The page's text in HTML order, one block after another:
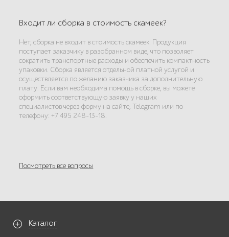
Входит ли сборка в стоимость скамеек?
Нет, сборка не входит в стоимость скамеек. Продукция
поступает заказчику в разобранном виде, что позволяет
сократить транспортные расходы и обеспечить компактность
упаковки. Сборка является отдельной платной услугой и
осуществляется по желанию заказчика за дополнительную
плату. Если вам необходима помощь в сборке, вы можете
оформить соответствующую заявку у наших
специалистов через форму на сайте, Telegram или по
телефону: +7 495 248-13-18.
Посмотреть все вопросы
Каталог